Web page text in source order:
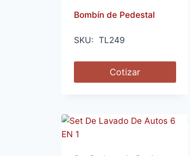
Bombín de Pedestal
SKU: TL249
Cotizar